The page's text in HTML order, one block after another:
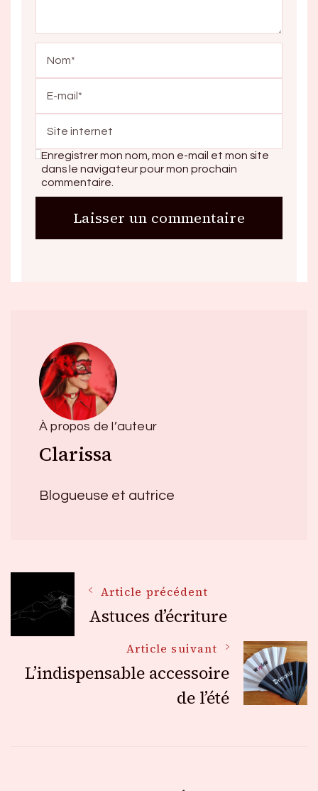
Enregistrer mon nom, mon e-mail et mon site
dans le navigateur pour mon prochain
commentaire.
À propos de l’auteur
Clarissa
Blogueuse et autrice
Navigation
des
articles
Article précédent
Astuces d’écriture
Article suivant
L’indispensable accessoire
de l’été